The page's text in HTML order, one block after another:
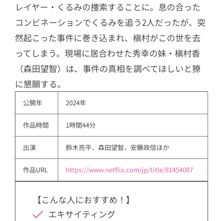
レイヤー・くるみの捜索することに。息の合った
コンビネーションでくるみを追う2人だったが、突
然起こった事件に巻き込まれ、槇村がこの世を去
ってしまう。現場に居合わせた秀幸の妹・槇村香
（森田望智）は、事件の真相を調べてほしいと獠
に懇願する。
公開年 2024年
作品時間 1時間44分
出演 鈴木亮平、森田望智、安藤政信ほか
作品URL https://www.netflix.com/jp/title/81454087
【こんな人におすすめ！】
エキサイティング